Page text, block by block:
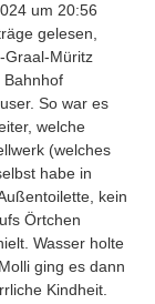
um 20:56
gelesen,
Graal-Müritz
Bahnhof
So war es
welche
(welches
habe in
kein
Örtchen
Wasser holte
ging es dann
Kindheit.